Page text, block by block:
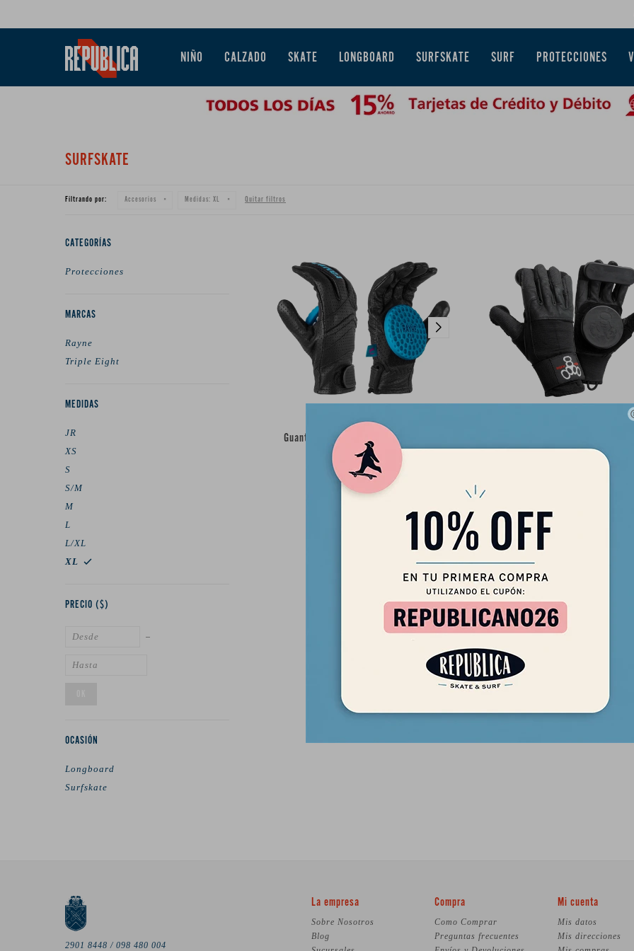
NIÑO CALZADO SKATE LONGBOARD SURFSKATE SURF PROTECCIONES
SURFSKATE
Filtrando por: Accesorios Medidas: XL Quitar filtros
Guantes para Longboard High Society
Rayne
USD 105,00
USD 89,25
Guante para Longboard Slide
CATEGORÍAS
Protecciones
MARCAS
Rayne
Triple Eight
PRECIO ($)
MEDIDAS
JR
XS
S
S/M
M
L
L/XL
XL
OCASIÓN
Longboard
Surfskate
2901 8448 / 098 480 004
La empresa
Sobre Nosotros
Blog
Compra
Como Comprar
Preguntas frecuentes
Mi cuenta
Mis datos
Mis direcciones